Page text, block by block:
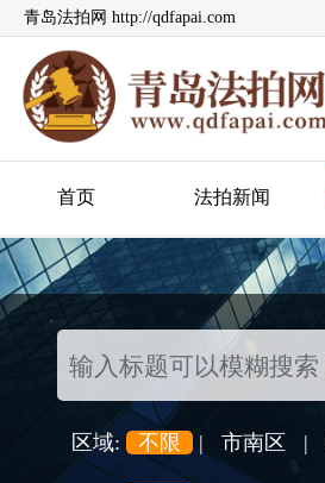
青岛法拍网 http://qdfapai.com
青岛法拍网
首页 法拍新闻
区域: 不限 | 市南区 |